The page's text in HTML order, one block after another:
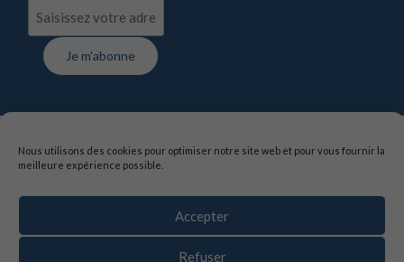
Nous utilisons des cookies pour optimiser notre site web et pour vous fournir la
meilleure expérience possible.
Accepter
Refuser
- Contact Livraison - Suivi de commande
Mentions légales
Conditions générales de vente
La vente d’alcool est interdite aux mineurs de moins de
18 ans, l’abus d’alcool est dangereux pour la santé,